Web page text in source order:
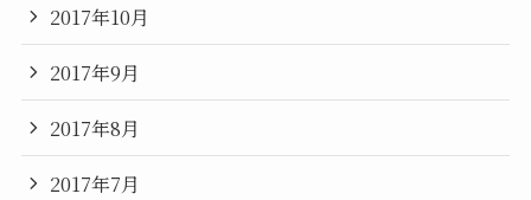
2017年10月
2017年9月
2017年8月
2017年7月